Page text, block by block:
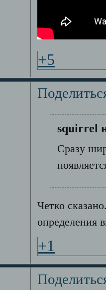
+5
squirrel
Сразу
Четко
определения
+1